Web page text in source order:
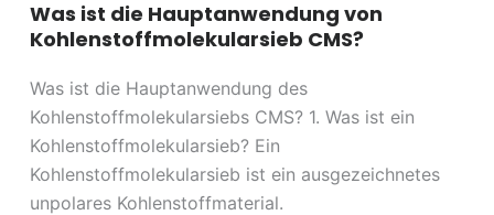
Was ist die Hauptanwendung von
Kohlenstoffmolekularsieb CMS?
Was ist die Hauptanwendung des
Kohlenstoffmolekularsiebs CMS? 1. Was ist ein
Kohlenstoffmolekularsieb? Ein
Kohlenstoffmolekularsieb ist ein ausgezeichnetes
unpolares Kohlenstoffmaterial.